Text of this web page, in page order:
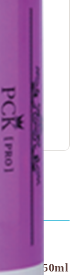
ター 750ml